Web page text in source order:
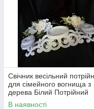
Свічник весільний
для сімейного вогнища з
дерева Білий Потрійний
весільний свічник
В наявності